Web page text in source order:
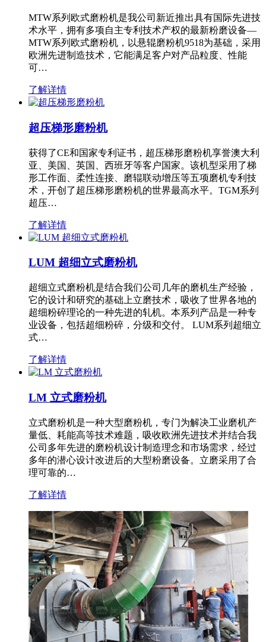
MTW系列欧式磨粉机是我公司新近推出具有国际先进技
术水平，拥有多项自主专利技术产权的最新粉磨设备—
MTW系列欧式磨粉机，以悬辊磨粉机9518为基础，采用
欧洲先进制造技术，它能满足客户对产品粒度、性能
可…
了解详情
超压梯形磨粉机
获得了CE和国家专利证书，超压梯形磨粉机享誉澳大利
亚、美国、英国、西班牙等客户国家。该机型采用了梯
形工作面、柔性连接、磨辊联动增压等五项磨机专利技
术，开创了超压梯形磨粉机的世界最高水平。TGM系列
超压…
了解详情
LUM 超细立式磨粉机
超细立式磨粉机是结合我们公司几年的磨机生产经验，
它的设计和研究的基础上立磨技术，吸收了世界各地的
超细粉碎理论的一种先进的轧机。本系列产品是一种专
业设备，包括超细粉碎，分级和交付。 LUM系列超细立
式…
了解详情
LM 立式磨粉机
立式磨粉机是一种大型磨粉机，专门为解决工业磨机产
量低、耗能高等技术难题，吸收欧洲先进技术并结合我
公司多年先进的磨粉机设计制造理念和市场需求，经过
多年的潜心设计改进后的大型粉磨设备。立磨采用了合
理可靠的…
了解详情